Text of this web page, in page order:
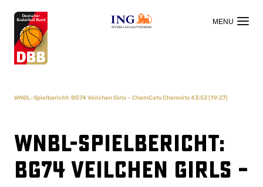
OFFIZIELLER HAUPTSPONSOR
WNBL-Spielbericht: BG74 Veilchen Girls – ChemCats Chemnitz 43:53 (19:27)
WNBL-Spielbericht:
BG74 Veilchen Girls –